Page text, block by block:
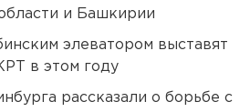
и Башкирии
элеватором выставят
в этом году
рассказали о борьбе с